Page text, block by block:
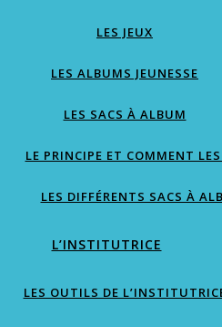
LES JEUX
LES ALBUMS JEUNESSE
LES SACS À ALBUM
LE PRINCIPE ET COMMENT
LES DIFFÉRENTS SACS À
L’INSTITUTRICE
LES OUTILS DE